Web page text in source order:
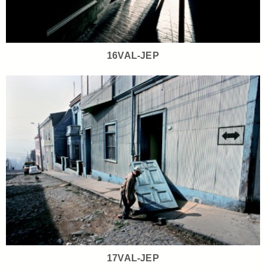
16VAL-JEP
17VAL-JEP